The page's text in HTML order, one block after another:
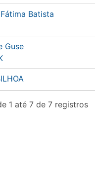
Batista
Guse
1 até 7 de 7 registros